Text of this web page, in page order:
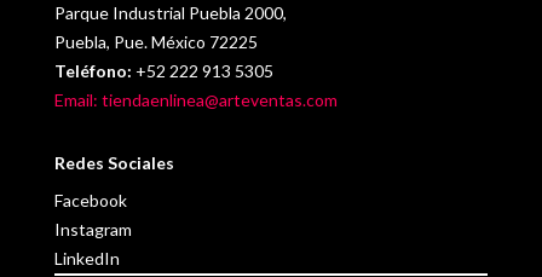
Parque Industrial Puebla 2000,
Puebla, Pue. México 72225
Teléfono: +52 222 913 5305
Email: tiendaenlinea@arteventas.com
Redes Sociales
Facebook
Instagram
LinkedIn